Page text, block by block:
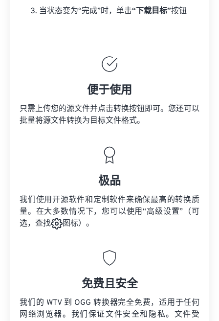
当状态变为“完成”时，单击“下载目标”按钮
便于使用
只需上传您的源文件并点击转换按钮即可。您还可以
批量将源文件转换为目标文件格式。
极品
我们使用开源软件和定制软件来确保最高的转换质
量。在大多数情况下，您可以使用“高级设置”（可
选，查找
图标）。
免费且安全
我们的 WTV 到 OGG 转换器完全免费，适用于任何
网络浏览器。我们保证文件安全和隐私。文件受